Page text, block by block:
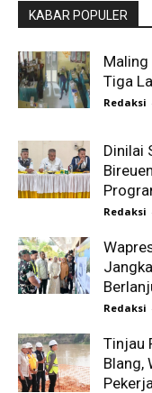
KABAR POPULER
Maling
Tiga
Redaksi
Dinilai
Redaksi
Redaksi
Tinjau
Blang,